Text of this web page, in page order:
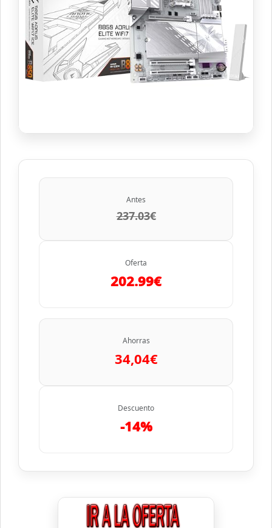
Antes
237.03€
Oferta
202.99€
Ahorras
34,04€
Descuento
-14%